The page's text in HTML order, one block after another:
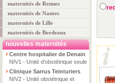
maternités de Rennes
maternités de Nantes
maternités de Lille
maternités de Bordeaux
nouvelles maternités
Centre hospitalier de Denain
NIV1 - Unité d'obstétrique seule
Clinique Sarrus Teinturiers
NIV2 - Unité obstétrique et